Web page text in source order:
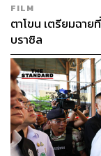
FILM
ตาโขน เตรียมฉา
บราซิล